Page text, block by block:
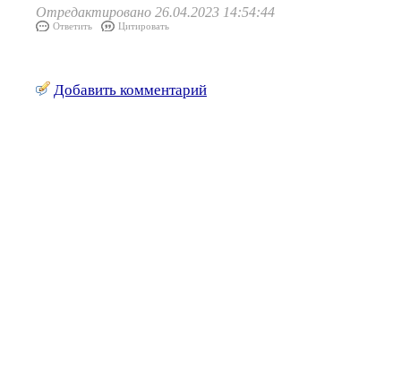
Отредактировано 26.04.2023 14:54:44
Ответить Цитировать
Добавить комментарий